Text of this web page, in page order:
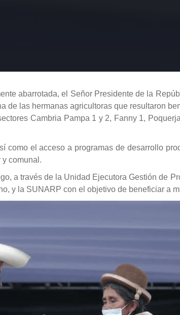
abarrotada, el Señor Presidente de la
de las hermanas agricultoras que resultaron
Cambria Pampa 1 y 2, Fanny 1,
como el acceso a programas de desarrollo
y comunal.
a través de la Unidad Ejecutora Gestión de
y la SUNARP con el objetivo de beneficiar a